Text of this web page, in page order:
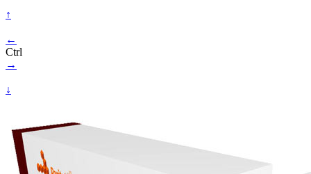
↑
←
Ctrl
→
↓